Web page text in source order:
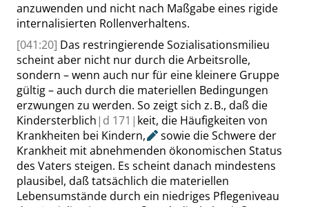
anzuwenden und nicht nach Maßgabe eines rigide
internalisierten Rollenverhaltens.
[041:20] Das restringierende Sozialisationsmilieu
scheint aber nicht nur durch die Arbeitsrolle,
sondern – wenn auch nur für eine kleinere Gruppe
gültig – auch durch die materiellen Bedingungen
erzwungen zu werden. So zeigt sich z. B., daß die
Kindersterblich | d 171| keit, die Häufigkeiten von
Krankheiten bei Kindern,
sowie die Schwere der
Krankheit mit abnehmenden ökonomischen Status
des Vaters steigen. Es scheint danach mindestens
plausibel, daß tatsächlich die materiellen
Lebensumstände durch ein niedriges Pflegeniveau